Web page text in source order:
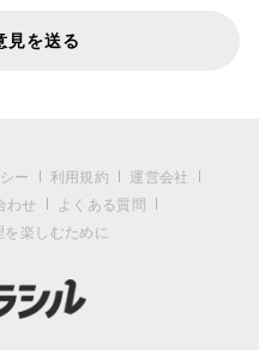
見を送る
ー 利用規約
運営会社
わせ
よくある質問
を楽しむために